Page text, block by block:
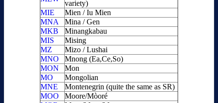
variety)
MIE
Mien / Iu Mien
MNA
Mina / Gen
MKB
Minangkabau
MIS
Mising
MZ
Mizo / Lushai
MNO
Mnong (Ea,Ce,So)
MON
Mon
MO
Mongolian
MNE
Montenegrin (quite the same as SR)
MOO
Moore/Mòoré